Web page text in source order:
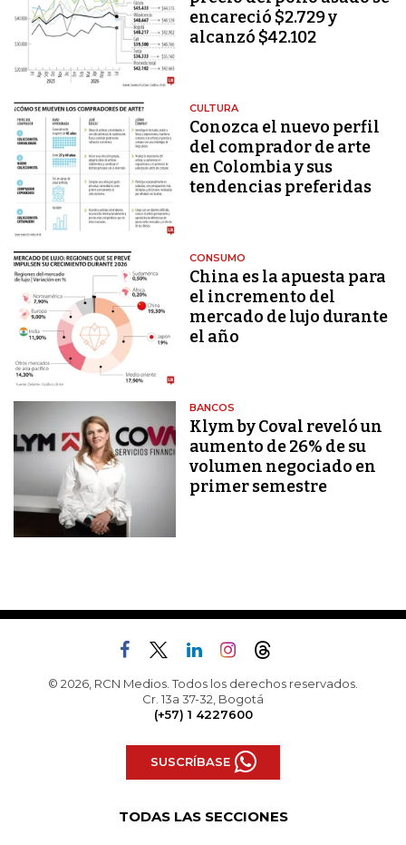
encareció $2.729 y
alcanzó $42.102
CULTURA
Conozca el nuevo perfil
del comprador de arte
en Colombia y sus
tendencias preferidas
CONSUMO
China es la apuesta para
el incremento del
mercado de lujo durante
el año
BANCOS
Klym by Coval reveló un
aumento de 26% de su
volumen negociado en
primer semestre
© 2026, RCN Medios. Todos los derechos reservados.
Cr. 13a 37-32, Bogotá
(+57) 1 4227600
SUSCRÍBASE
TODAS LAS SECCIONES